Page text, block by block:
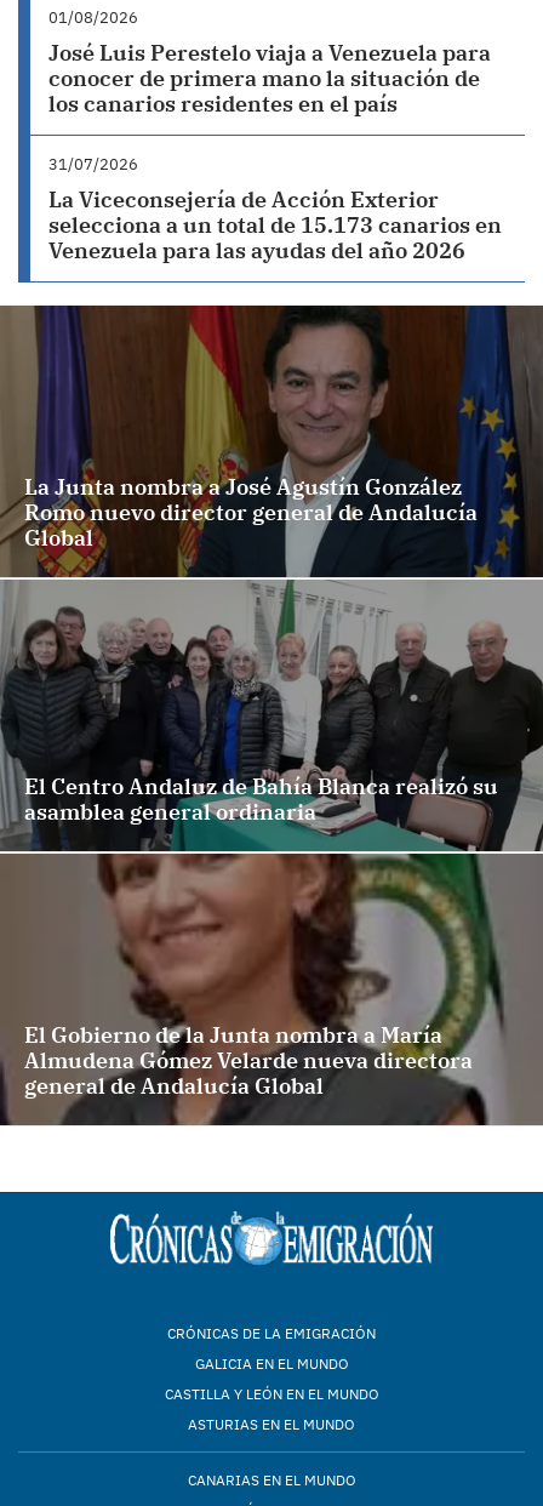
01/08/2026
José Luis Perestelo viaja a Venezuela para
conocer de primera mano la situación de
los canarios residentes en el país
31/07/2026
La Viceconsejería de Acción Exterior
selecciona a un total de 15.173 canarios en
Venezuela para las ayudas del año 2026
La Junta nombra a José Agustín González
Romo nuevo director general de Andalucía
Global
El Centro Andaluz de Bahía Blanca realizó su
asamblea general ordinaria
El Gobierno de la Junta nombra a María
Almudena Gómez Velarde nueva directora
general de Andalucía Global
CRÓNICAS DE LA EMIGRACIÓN
GALICIA EN EL MUNDO
CASTILLA Y LEÓN EN EL MUNDO
ASTURIAS EN EL MUNDO
CANARIAS EN EL MUNDO